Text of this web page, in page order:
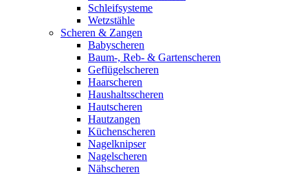
Schleifsysteme
Wetzstähle
Scheren & Zangen
Babyscheren
Baum-, Reb- & Gartenscheren
Geflügelscheren
Haarscheren
Haushaltsscheren
Hautscheren
Hautzangen
Küchenscheren
Nagelknipser
Nagelscheren
Nähscheren